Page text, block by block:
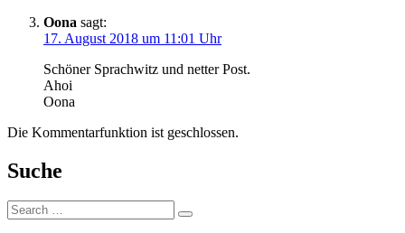
Oona sagt:
17. August 2018 um 11:01 Uhr
Schöner Sprachwitz und netter Post.
Ahoi
Oona
Die Kommentarfunktion ist geschlossen.
Suche
Suche: